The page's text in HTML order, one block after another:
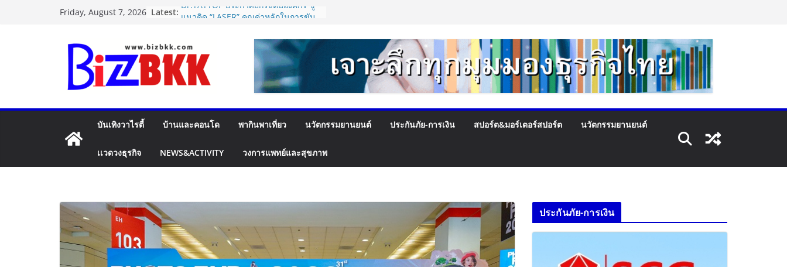
Friday, August 7, 2026 Latest: Dr.TATTOF ประกาศยกระดับองค์กร ชู
ปฏิรูปภาษีบุหรี่ต้องถึงจุดเปลี่ยน สมาคม
การค้ายาสูบไทย หนุนโครงสร้างอัตรา
เดียว ลดบิดเบือนตลาด เพิ่ม
ประสิทธิภาพจัดเก็บรายได้
แฟลช เอ็กซ์เพรส เปิดตัว “Flash Care
คุ้มครองสูงสุด 50,000 บาท ตอบโจทย์
สินค้ามูลค่าสูง
Xiaomi SU7 Ultra และ VOGUE Tire
กำลังใจสู่รอบต่อไป
บันเทิงวาไรตี้ บ้านและคอนโด พากินพาเที่ยว นวัตกรรมยานยนต์ ประกันภัย-การเงิน สปอร์ต&มอร์เตอร์สปอร์ต นวัตกรรมยานยนต์
เเวดวงธุรกิจ NEWS&ACTIVITY วงการแพทย์และสุขภาพ
ประกันภัย-การเงิน